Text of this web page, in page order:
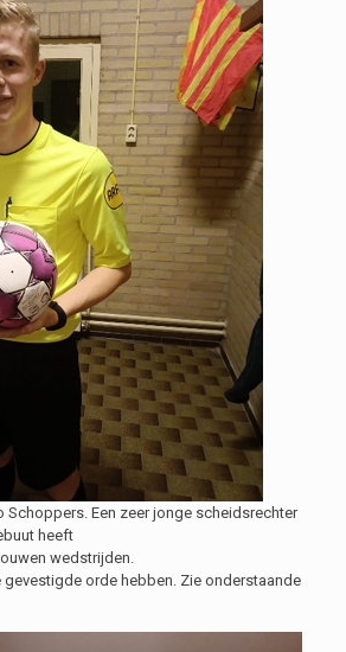
Schoppers. Een zeer jonge scheidsrechter
heeft
wedstrijden.
gevestigde orde hebben. Zie onderstaande